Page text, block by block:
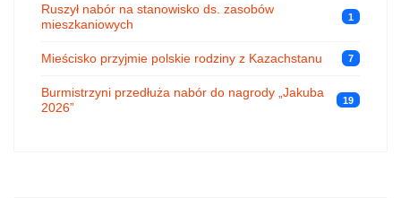
Ruszył nabór na stanowisko ds. zasobów
mieszkaniowych
1
Mieścisko przyjmie polskie rodziny z Kazachstanu 7
Burmistrzyni przedłuża nabór do nagrody „Jakuba
2026”
19